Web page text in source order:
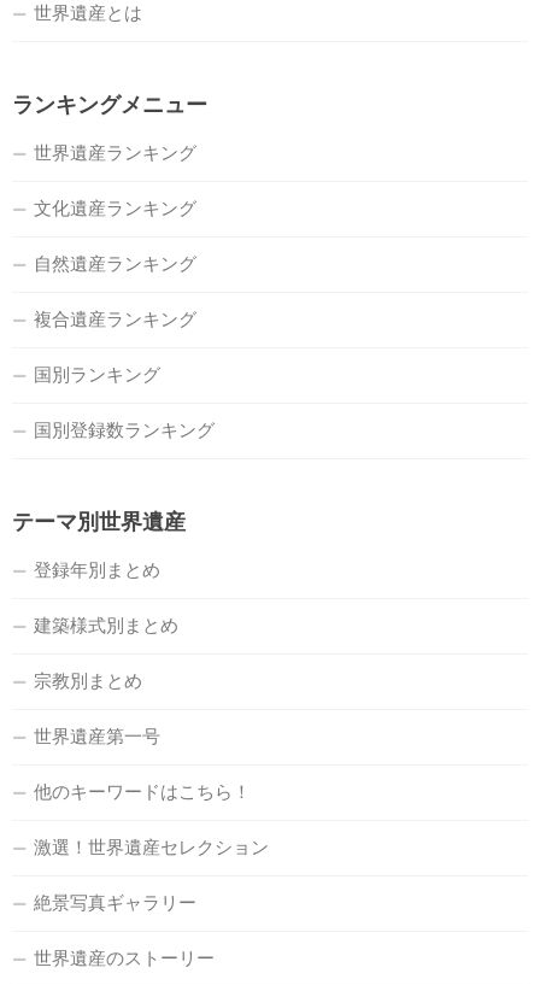
世界遺産とは
ランキングメニュー
世界遺産ランキング
文化遺産ランキング
自然遺産ランキング
複合遺産ランキング
国別ランキング
国別登録数ランキング
テーマ別世界遺産
登録年別まとめ
建築様式別まとめ
宗教別まとめ
世界遺産第一号
他のキーワードはこちら！
激選！世界遺産セレクション
絶景写真ギャラリー
世界遺産のストーリー